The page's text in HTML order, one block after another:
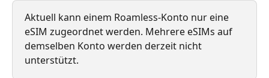
Aktuell kann einem Roamless-Konto nur eine
eSIM zugeordnet werden. Mehrere eSIMs auf
demselben Konto werden derzeit nicht
unterstützt.